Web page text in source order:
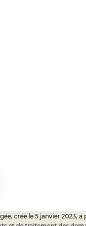
créé le 5 janvier 2023, a